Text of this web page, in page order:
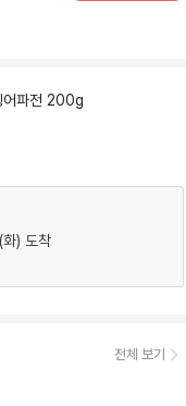
파전 200g
) 도착
전체 보기